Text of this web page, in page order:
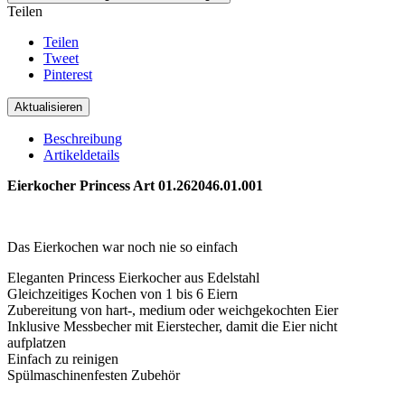
Teilen
Teilen
Tweet
Pinterest
Beschreibung
Artikeldetails
Eierkocher Princess Art 01.262046.01.001
Das Eierkochen war noch nie so einfach
Eleganten Princess Eierkocher aus Edelstahl
Gleichzeitiges Kochen von 1 bis 6 Eiern
Zubereitung von hart-, medium oder weichgekochten Eier
Inklusive Messbecher mit Eierstecher, damit die Eier nicht
aufplatzen
Einfach zu reinigen
Spülmaschinenfesten Zubehör